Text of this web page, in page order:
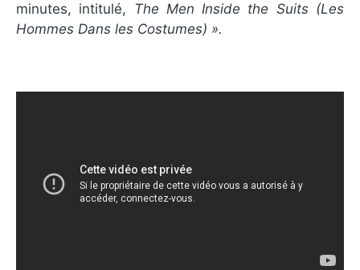
minutes, intitulé,
The Men Inside the Suits (Les
Hommes Dans les Costumes) ».